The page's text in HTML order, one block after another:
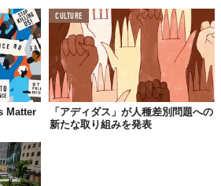
む人々が
の。
の生活を惨めにしている。
の仕事ではない。
階に上がらせないからだ。
しないなら
Matter
CULTURE
「アディダス」が人種差別問題への
新たな取り組みを発表